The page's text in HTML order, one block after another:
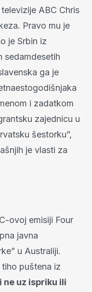
ABC Chris
Pravo mu je
je Srbin iz
sedamdesetih
ga je
i zadatkom
zajednicu u
šestorku”,
je vlasti za
ovoj emisiji Four
javna
u Australiji.
puštena iz
ne uz ispriku ili